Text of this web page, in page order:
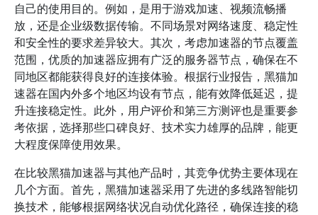
自己的使用目的。例如，是用于游戏加速、视频流畅播
放，还是企业级数据传输。不同场景对网络速度、稳定性
和安全性的要求差异较大。其次，考虑加速器的节点覆盖
范围，优质的加速器应拥有广泛的服务器节点，确保在不
同地区都能获得良好的连接体验。根据行业报告，黑猫加
速器在国内外多个地区均设有节点，能有效降低延迟，提
升连接稳定性。此外，用户评价和第三方测评也是重要参
考依据，选择那些口碑良好、技术实力雄厚的品牌，能更
大程度保障使用效果。
在比较黑猫加速器与其他产品时，其竞争优势主要体现在
几个方面。首先，黑猫加速器采用了先进的多线路智能切
换技术，能够根据网络状况自动优化路径，确保连接的稳